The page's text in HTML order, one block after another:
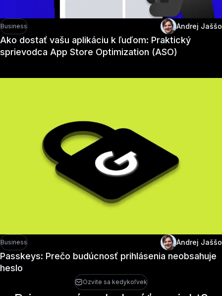
Business Andrej Jaššo
Ako dostať vašu aplikáciu k ľuďom: Praktický
sprievodca App Store Optimization (ASO)
Business Andrej Jaššo
Passkeys: Prečo budúcnosť prihlásenia neobsahuje
heslo
Ozvite sa kedykoľvek